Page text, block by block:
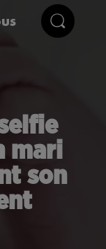
mari
son